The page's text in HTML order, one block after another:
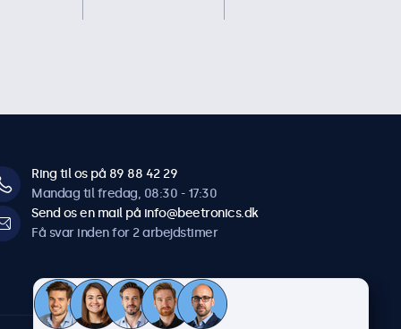
Ring til os på 89 88 42 29
Mandag til fredag, 08:30 - 17:30
Send os en mail på info@beetronics.dk
Få svar inden for 2 arbejdstimer